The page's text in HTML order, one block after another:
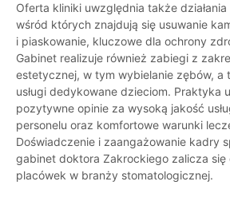
Oferta kliniki uwzględnia także
wśród których znajdują się usuwanie
i piaskowanie, kluczowe dla ochrony
Gabinet realizuje również zabiegi z
estetycznej, w tym wybielanie zębów, a
usługi dedykowane dzieciom. Praktyka
pozytywne opinie za wysoką jakość
personelu oraz komfortowe warunki
Doświadczenie i zaangażowanie kadry
gabinet doktora Zakrockiego zalicza się
placówek w branży stomatologicznej.